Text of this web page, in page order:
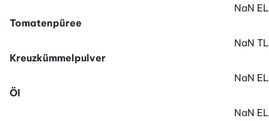
Tomatenpüree
NaN EL
Kreuzkümmelpulver
NaN TL
Öl
NaN EL
NaN EL